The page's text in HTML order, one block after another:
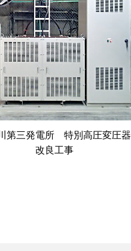
第三発電所 特別高圧変圧器
改良工事